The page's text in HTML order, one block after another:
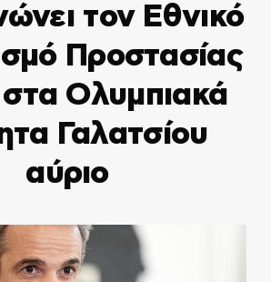
τον Εθνικό
Προστασίας
Ολυμπιακά
Γαλατσίου
αύριο